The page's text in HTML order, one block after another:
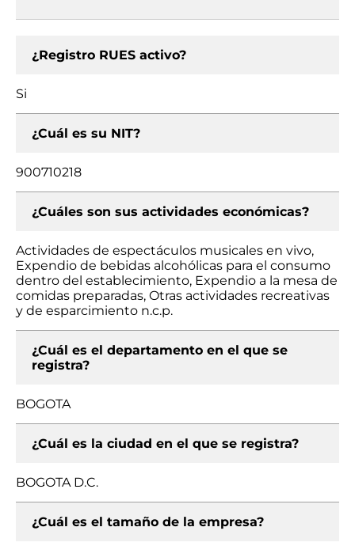
¿Registro RUES activo?
Si
¿Cuál es su NIT?
900710218
¿Cuáles son sus actividades económicas?
Actividades de espectáculos musicales en vivo,
Expendio de bebidas alcohólicas para el consumo
dentro del establecimiento, Expendio a la mesa de
comidas preparadas, Otras actividades recreativas
y de esparcimiento n.c.p.
¿Cuál es el departamento en el que se
registra?
BOGOTA
¿Cuál es la ciudad en el que se registra?
BOGOTA D.C.
¿Cuál es el tamaño de la empresa?